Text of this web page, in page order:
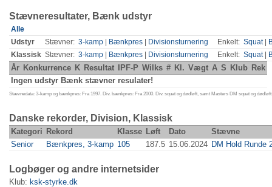
Stævneresultater, Bænk udstyr
Alle
Udstyr
Stævner: 3-kamp Bænkpres Divisionsturnering Enkelt: Squat|
Klassisk Stævner: 3-kamp Bænkpres Divisionsturnering Enkelt: Squat|
År Konkurrence K Resultat IPF-P Wilks # Kl. Vægt A S Klub Rek
Ingen udstyr Bænk stævner resulater!
Stævnedata: 3-kamp og bænkpres: Fra 1997. Div. bænkpres: Fra 2000. Div. squat og dødløft, samt Masters DM squat og
Danske rekorder, Division, Klassisk
Kategori Rekord Klasse Løft Dato
Stævne
Senior
Bænkpres, 3-kamp 105 187.5 15.06.2024 DM Hold Runde
Logbøger og andre internetsider
Klub: ksk-styrke.dk